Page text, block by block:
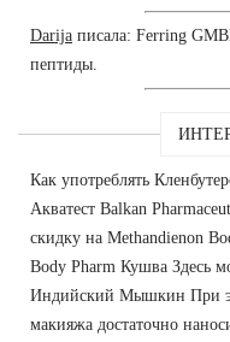
Darija писала: Ferring
пептиды.
Как употреблять
Акватест Balkan
скидку на Methandienon
Body Pharm Кушва Здесь
Индийский Мышкин При
макияжа достаточно